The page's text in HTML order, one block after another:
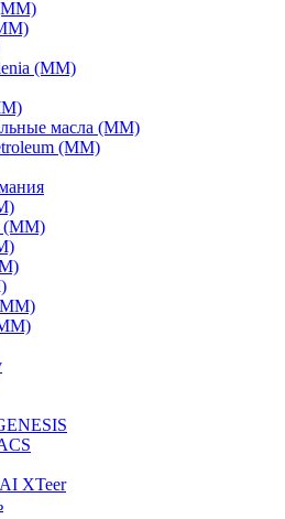
(ММ)
масла (ММ)
(ММ)
(ММ)
XTeer